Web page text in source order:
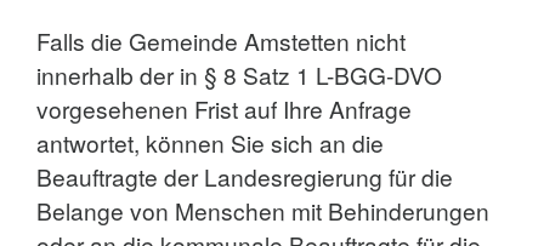
Falls die Gemeinde Amstetten nicht
innerhalb der in § 8 Satz 1 L-BGG-DVO
vorgesehenen Frist auf Ihre Anfrage
antwortet, können Sie sich an die
Beauftragte der Landesregierung für die
Belange von Menschen mit Behinderungen